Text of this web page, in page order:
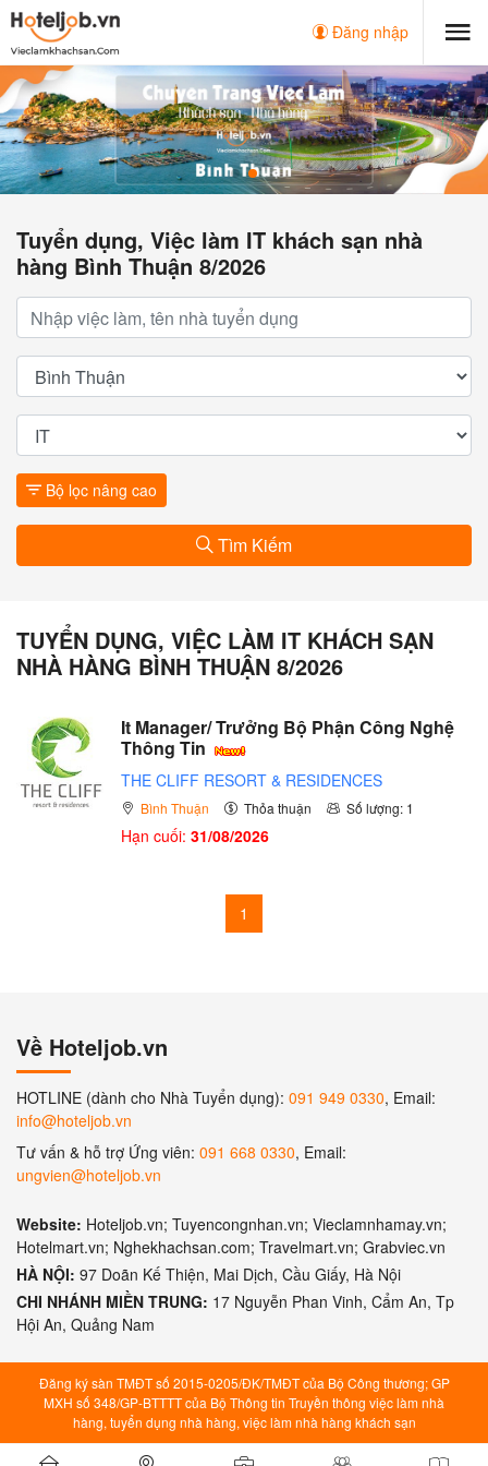
Đăng nhập
Tuyển dụng, Việc làm IT khách sạn nhà
hàng Bình Thuận 8/2026
Bộ lọc nâng cao
Tìm Kiếm
TUYỂN DỤNG, VIỆC LÀM IT KHÁCH SẠN
NHÀ HÀNG BÌNH THUẬN 8/2026
It Manager/ Trưởng Bộ Phận Công Nghệ
Thông Tin
THE CLIFF RESORT & RESIDENCES
Bình Thuận Thỏa thuận Số lượng: 1
Hạn cuối: 31/08/2026
1
Về Hoteljob.vn
HOTLINE (dành cho Nhà Tuyển dụng): 091 949 0330, Email:
info@hoteljob.vn
Tư vấn & hỗ trợ Ứng viên: 091 668 0330, Email:
ungvien@hoteljob.vn
Website: Hoteljob.vn; Tuyencongnhan.vn; Vieclamnhamay.vn;
Hotelmart.vn; Nghekhachsan.com; Travelmart.vn; Grabviec.vn
HÀ NỘI: 97 Doãn Kế Thiện, Mai Dịch, Cầu Giấy, Hà Nội
CHI NHÁNH MIỀN TRUNG: 17 Nguyễn Phan Vinh, Cẩm An, Tp
Hội An, Quảng Nam
Đăng ký sàn TMĐT số 2015-0205/ĐK/TMĐT của Bộ Công thương; GP
MXH số 348/GP-BTTTT của Bộ Thông tin Truyền thông việc làm nhà
hàng, tuyển dụng nhà hàng, việc làm nhà hàng khách sạn